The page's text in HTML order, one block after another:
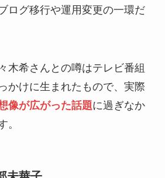
ログ移行や運用変更の一環だ
木希さんとの噂はテレビ番組
かけに生まれたもので、実際
像が広がった話題に過ぎなか
。